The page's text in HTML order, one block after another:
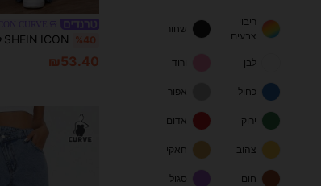
ריבוי
צבעים
שחור
לבן ורוד
כחול אפור
ירוק אדום
צהוב חאקי
חום סגול
%40
₪53.40